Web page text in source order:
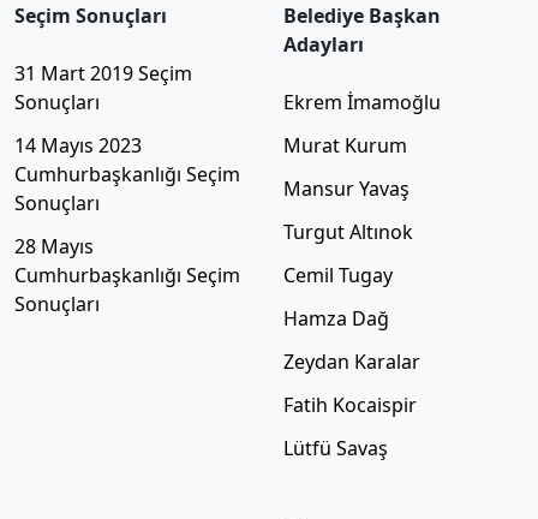
Seçim Sonuçları
31 Mart 2019 Seçim
Sonuçları
14 Mayıs 2023
Cumhurbaşkanlığı Seçim
Sonuçları
28 Mayıs
Cumhurbaşkanlığı Seçim
Sonuçları
Belediye Başkan
Adayları
Ekrem İmamoğlu
Murat Kurum
Mansur Yavaş
Turgut Altınok
Cemil Tugay
Hamza Dağ
Zeydan Karalar
Fatih Kocaispir
Lütfü Savaş